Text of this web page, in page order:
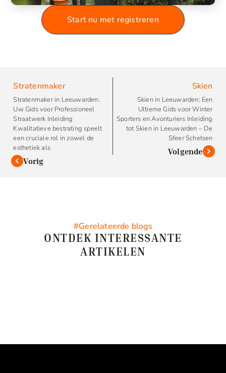
Start nu met registreren
Stratenmaker
Stratenmaker in Leeuwarden:
Uw Gids voor Professioneel
Straatwerk Inleiding
Kwalitatieve bestrating speelt
een cruciale rol in zowel de
esthetiek als
Vorig
Skien
Skien in Leeuwarden: Een
Ultieme Gids voor Winter
Sporters en Avonturiers Inleiding
tot Skien in Leeuwarden – De
Sfeer Schetsen
Volgende
#Gerelateerde blogs
ONTDEK INTERESSANTE
ARTIKELEN